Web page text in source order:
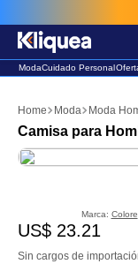
ModaCuidado Personal
Moda Moda
Camisa para
Marca: Colore
US$ 23.21
Sin cargos de
2. faldas